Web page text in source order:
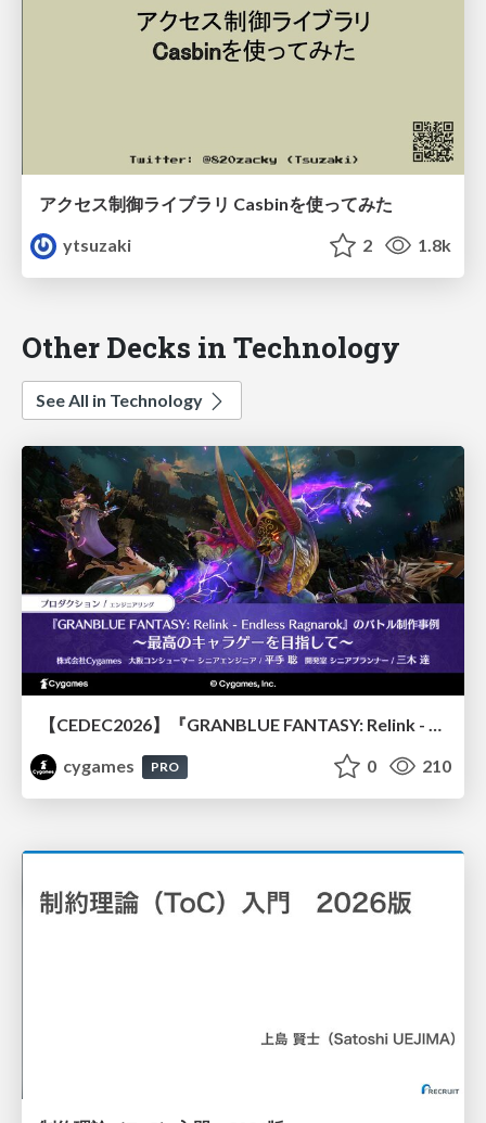
アクセス制御ライブラリ Casbinを使ってみた
ytsuzaki
2 1.8k
Other Decks in Technology
See All in Technology
cygames
PRO 0 210